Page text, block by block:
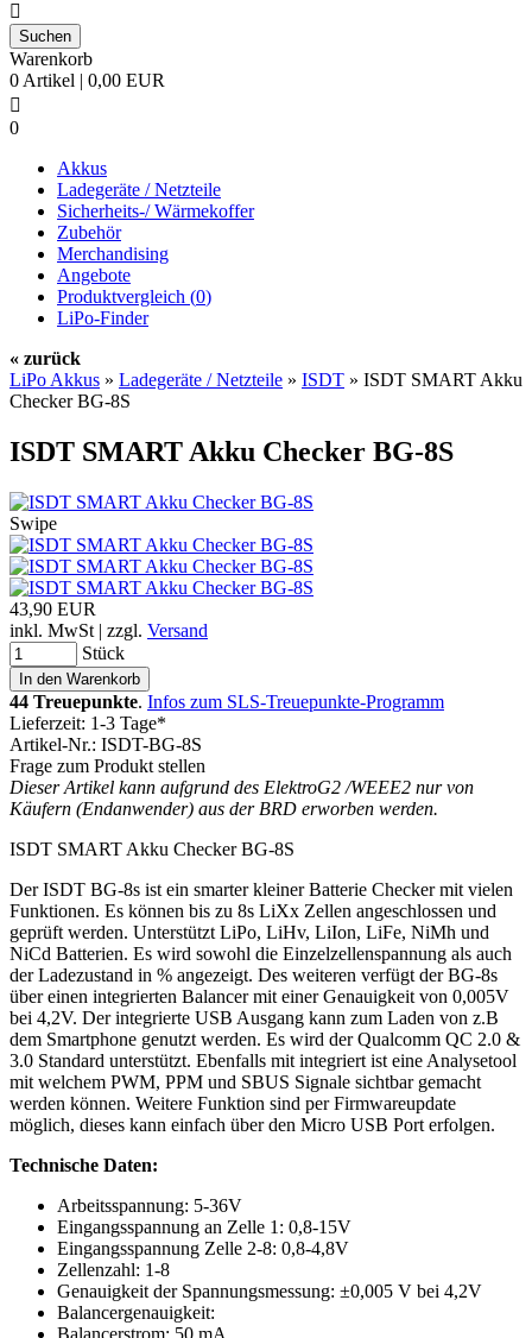

Warenkorb
0 Artikel | 0,00 EUR

0
Akkus
Ladegeräte / Netzteile
Sicherheits-/ Wärmekoffer
Zubehör
Merchandising
Angebote
Produktvergleich (0)
LiPo-Finder
« zurück
LiPo Akkus » Ladegeräte / Netzteile » ISDT » ISDT SMART Akku
Checker BG-8S
ISDT SMART Akku Checker BG-8S
Swipe
43,90 EUR
inkl. MwSt | zzgl. Versand
Stück
44 Treuepunkte. Infos zum SLS-Treuepunkte-Programm
Lieferzeit: 1-3 Tage*
Artikel-Nr.: ISDT-BG-8S
Frage zum Produkt stellen
Dieser Artikel kann aufgrund des ElektroG2 /WEEE2 nur von
Käufern (Endanwender) aus der BRD erworben werden.
ISDT SMART Akku Checker BG-8S
Der ISDT BG-8s ist ein smarter kleiner Batterie Checker mit vielen
Funktionen. Es können bis zu 8s LiXx Zellen angeschlossen und
geprüft werden. Unterstützt LiPo, LiHv, LiIon, LiFe, NiMh und
NiCd Batterien. Es wird sowohl die Einzelzellenspannung als auch
der Ladezustand in % angezeigt. Des weiteren verfügt der BG-8s
über einen integrierten Balancer mit einer Genauigkeit von 0,005V
bei 4,2V. Der integrierte USB Ausgang kann zum Laden von z.B
dem Smartphone genutzt werden. Es wird der Qualcomm QC 2.0 &
3.0 Standard unterstützt. Ebenfalls mit integriert ist eine Analysetool
mit welchem PWM, PPM und SBUS Signale sichtbar gemacht
werden können. Weitere Funktion sind per Firmwareupdate
möglich, dieses kann einfach über den Micro USB Port erfolgen.
Technische Daten:
Arbeitsspannung: 5-36V
Eingangsspannung an Zelle 1: 0,8-15V
Eingangsspannung Zelle 2-8: 0,8-4,8V
Zellenzahl: 1-8
Genauigkeit der Spannungsmessung: ±0,005 V bei 4,2V
Balancergenauigkeit:
Balancerstrom: 50 mA